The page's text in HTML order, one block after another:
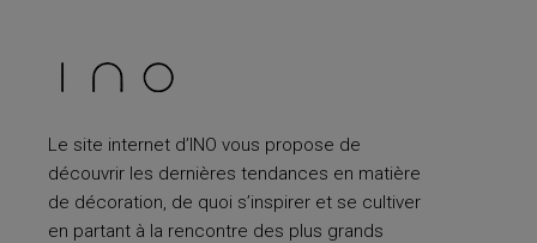
Le site internet d’INO vous propose de
découvrir les dernières tendances en matière
de décoration, de quoi s’inspirer et se cultiver
en partant à la rencontre des plus grands